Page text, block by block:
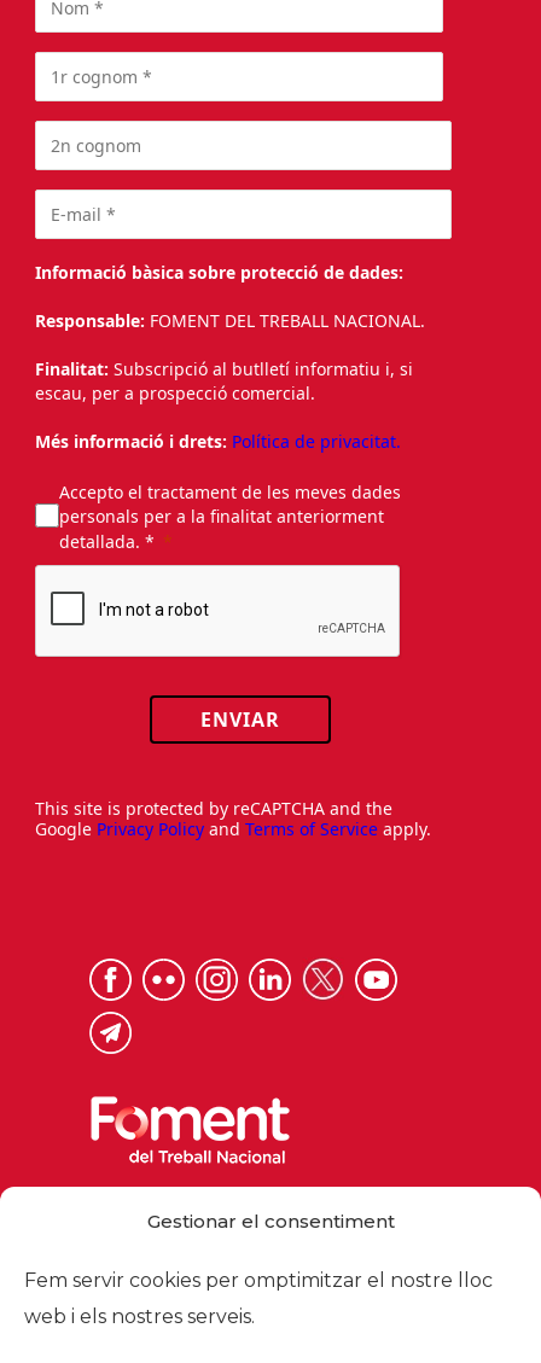
Gestionar el consentiment
Fem servir cookies per omptimitzar el nostre lloc
web i els nostres serveis.
Informació bàsica sobre protecció de dades:
Responsable: FOMENT DEL TREBALL NACIONAL.
Finalitat: Subscripció al butlletí informatiu i, si
escau, per a prospecció comercial.
Més informació i drets: Política de privacitat.
Accepto el tractament de les meves dades
personals per a la finalitat anteriorment
detallada. *
ENVIAR
This site is protected by reCAPTCHA and the
Google Privacy Policy and Terms of Service apply.
foment@foment.com